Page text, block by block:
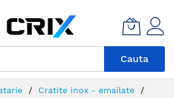
Cauta
Cratite inox - emailate